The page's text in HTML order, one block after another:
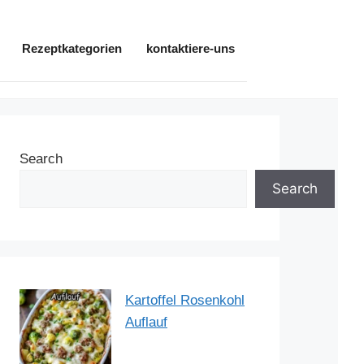
Rezeptkategorien kontaktiere-uns
Search
Search
Kartoffel Rosenkohl
Auflauf